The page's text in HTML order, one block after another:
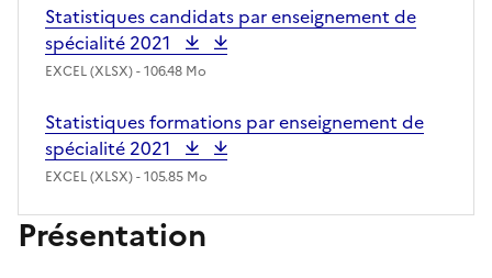
Statistiques candidats par enseignement de
spécialité 2021
EXCEL (XLSX) - 106.48 Mo
Statistiques formations par enseignement de
spécialité 2021
EXCEL (XLSX) - 105.85 Mo
Présentation